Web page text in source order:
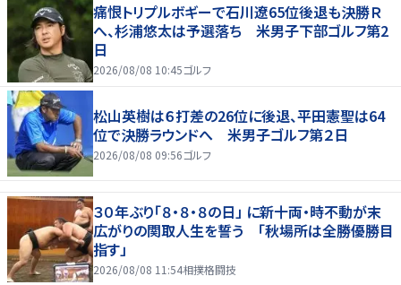
痛恨トリプルボギーで石川遼65位後退も決勝Ｒ
へ、杉浦悠太は予選落ち 米男子下部ゴルフ第2
日
2026/08/08 10:45ゴルフ
松山英樹は６打差の26位に後退、平田憲聖は64
位で決勝ラウンドへ 米男子ゴルフ第２日
2026/08/08 09:56ゴルフ
３０年ぶり「８・８・８の日」 に新十両・時不動が末
広がりの関取人生を誓う 「秋場所は全勝優勝目
指す」
2026/08/08 11:54相撲格闘技